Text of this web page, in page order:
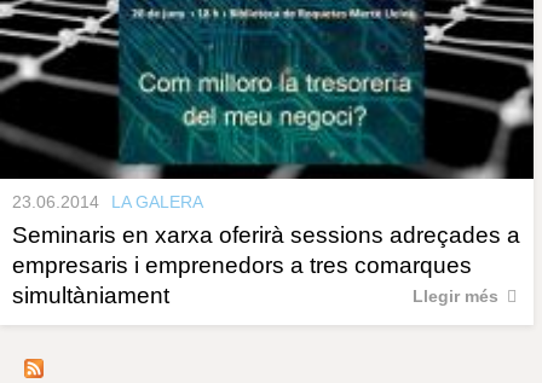
23.06.2014 LA GALERA
Seminaris en xarxa oferirà sessions adreçades a
empresaris i emprenedors a tres comarques
simultàniament
Llegir més